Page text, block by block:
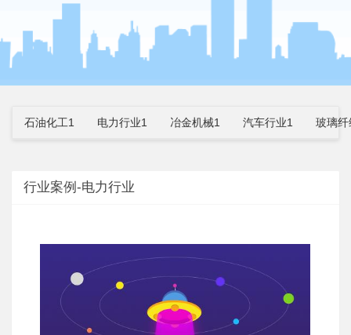
石油化工1 电力行业1 冶金机械1 汽车行业1 玻璃纤
行业案例-电力行业